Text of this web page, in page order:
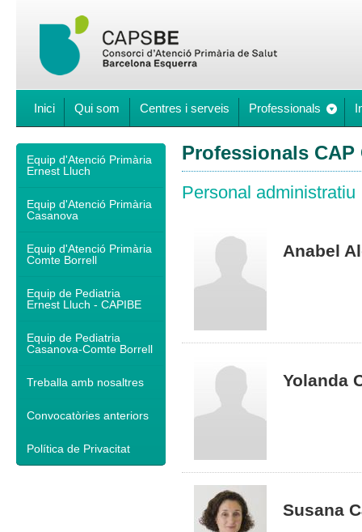
Inici Qui som Centres i serveis Professionals
Equip d'Atenció Primària
Ernest Lluch
Equip d'Atenció Primària
Casanova
Equip d'Atenció Primària
Comte Borrell
Equip de Pediatria
Ernest Lluch - CAPIBE
Equip de Pediatria
Casanova-Comte Borrell
Treballa amb nosaltres
Convocatòries anteriors
Política de Privacitat
Professionals
Personal administratiu
Anabel
Yolanda
Susana